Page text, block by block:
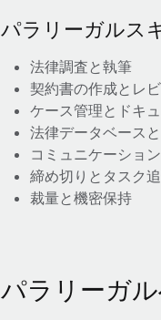
パラリーガルス
法律調査と執筆
契約書の作成とレ
ケース管理とドキ
法律データベース
コミュニケーショ
締め切りとタスク
裁量と機密保持
パラリーガ